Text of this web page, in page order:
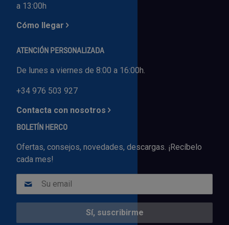
a 13:00h
Cómo llegar
ATENCIÓN PERSONALIZADA
De lunes a viernes de 8:00 a 16:00h.
+34 976 503 927
Contacta con nosotros
BOLETÍN HERCO
Ofertas, consejos, novedades, descargas. ¡Recíbelo
cada mes!